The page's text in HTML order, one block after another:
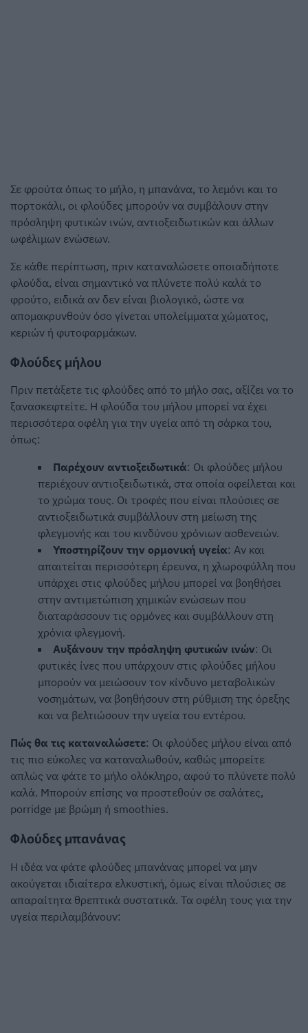
Σε φρούτα όπως το μήλο, η μπανάνα, το λεμόνι και το
πορτοκάλι, οι φλούδες μπορούν να συμβάλουν στην
πρόσληψη φυτικών ινών, αντιοξειδωτικών και άλλων
ωφέλιμων ενώσεων.
Σε κάθε περίπτωση, πριν καταναλώσετε οποιαδήποτε
φλούδα, είναι σημαντικό να πλύνετε πολύ καλά το
φρούτο, ειδικά αν δεν είναι βιολογικό, ώστε να
απομακρυνθούν όσο γίνεται υπολείμματα χώματος,
κεριών ή φυτοφαρμάκων.
Φλούδες μήλου
Πριν πετάξετε τις φλούδες από το μήλο σας, αξίζει να το
ξανασκεφτείτε. Η φλούδα του μήλου μπορεί να έχει
περισσότερα οφέλη για την υγεία από τη σάρκα του,
όπως:
Παρέχουν αντιοξειδωτικά: Οι φλούδες μήλου
περιέχουν αντιοξειδωτικά, στα οποία οφείλεται και
το χρώμα τους. Οι τροφές που είναι πλούσιες σε
αντιοξειδωτικά συμβάλλουν στη μείωση της
φλεγμονής και του κινδύνου χρόνιων ασθενειών.
Υποστηρίζουν την ορμονική υγεία: Αν και
απαιτείται περισσότερη έρευνα, η χλωροφύλλη που
υπάρχει στις φλούδες μήλου μπορεί να βοηθήσει
στην αντιμετώπιση χημικών ενώσεων που
διαταράσσουν τις ορμόνες και συμβάλλουν στη
χρόνια φλεγμονή.
Αυξάνουν την πρόσληψη φυτικών ινών: Οι
φυτικές ίνες που υπάρχουν στις φλούδες μήλου
μπορούν να μειώσουν τον κίνδυνο μεταβολικών
νοσημάτων, να βοηθήσουν στη ρύθμιση της όρεξης
και να βελτιώσουν την υγεία του εντέρου.
Πώς θα τις καταναλώσετε: Οι φλούδες μήλου είναι από
τις πιο εύκολες να καταναλωθούν, καθώς μπορείτε
απλώς να φάτε το μήλο ολόκληρο, αφού το πλύνετε πολύ
καλά. Μπορούν επίσης να προστεθούν σε σαλάτες,
porridge με βρώμη ή smoothies.
Φλούδες μπανάνας
Η ιδέα να φάτε φλούδες μπανάνας μπορεί να μην
ακούγεται ιδιαίτερα ελκυστική, όμως είναι πλούσιες σε
απαραίτητα θρεπτικά συστατικά. Τα οφέλη τους για την
υγεία περιλαμβάνουν: